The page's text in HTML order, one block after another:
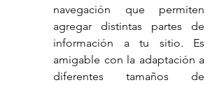
navegación que permiten
agregar distintas partes de
información a tu sitio. Es
amigable con la adaptación a
diferentes tamaños de